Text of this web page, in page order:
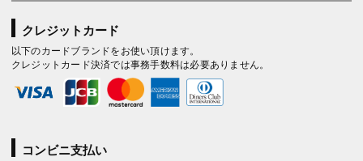
クレジットカード
以下のカードブランドをお使い頂けます。
クレジットカード決済では事務手数料は必要ありません。
コンビニ支払い